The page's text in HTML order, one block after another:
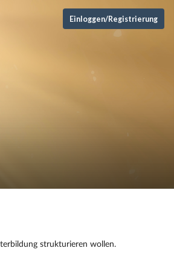
Einloggen/Registrierung